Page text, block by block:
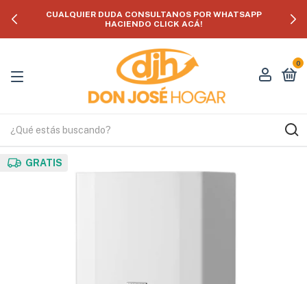
CUALQUIER DUDA CONSULTANOS POR WHATSAPP
HACIENDO CLICK ACÁ!
0
GRATIS